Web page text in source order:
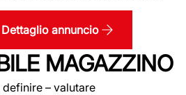
Dettaglio annuncio
MAGAZZINO
definire – valutare